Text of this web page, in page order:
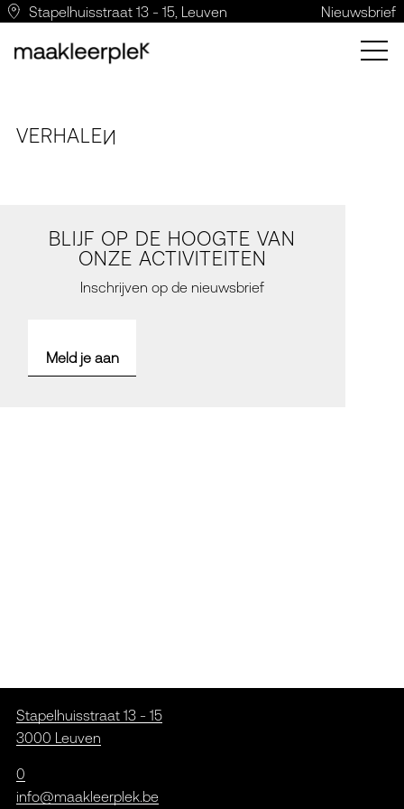
Stapelhuisstraat 13 - 15, Leuven Nieuwsbrief
VERHALEN
BLIJF OP DE HOOGTE VAN
ONZE ACTIVITEITEN
Inschrijven op de nieuwsbrief
Meld je aan
Stapelhuisstraat 13 - 15
3000 Leuven
0
info@maakleerplek.be